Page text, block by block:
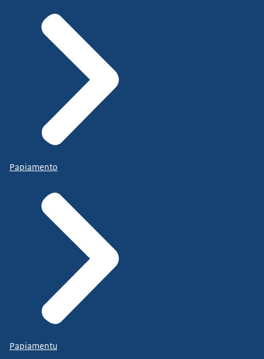
Papiamento
Papiamentu